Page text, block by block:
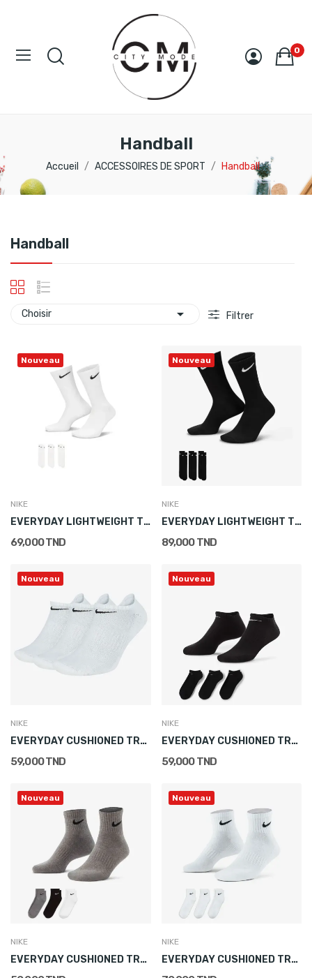
0
Handball
Accueil ACCESSOIRES DE SPORT Handball
Handball
Choisir  Filtrer
Nouveau
NIKE
EVERYDAY LIGHTWEIGHT TRAINING CREW SOCKS (3 PAIRS)
69,000 TND
Nouveau
NIKE
EVERYDAY LIGHTWEIGHT TRAINING CREW SOCKS (3 PAIRS)
89,000 TND
Nouveau
NIKE
EVERYDAY CUSHIONED TRAINING NO-SHOW SOCKS (3...
59,000 TND
Nouveau
NIKE
EVERYDAY CUSHIONED TRAINING NO-SHOW SOCKS (3...
59,000 TND
Nouveau
NIKE
EVERYDAY CUSHIONED TRAINING ANKLE SOCKS (3 PAIRS)
Nouveau
NIKE
EVERYDAY CUSHIONED TRAINING ANKLE SOCKS (3 PAIRS)